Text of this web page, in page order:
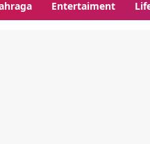
Entertaiment